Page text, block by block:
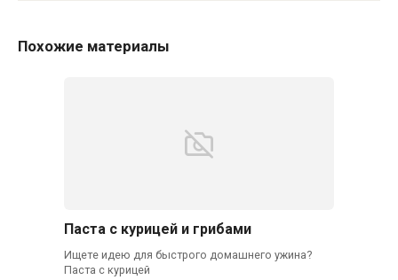
Похожие материалы
Паста с курицей и грибами
Ищете идею для быстрого домашнего ужина?
Паста с курицей